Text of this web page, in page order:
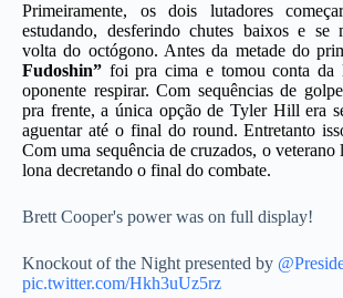
Primeiramente, os dois lutadores
estudando, desferindo chutes baixos e se
volta do octógono. Antes da metade do
Fudoshin” foi pra cima e tomou conta da
oponente respirar. Com sequências de
pra frente, a única opção de Tyler Hill era
aguentar até o final do round.Entretanto
Com uma sequência de cruzados, o veterano
lona decretando o final do combate.
Brett Cooper's power was on full display!
Knockout of the Night presented by
pic.twitter.com/Hkh3uUz5rz